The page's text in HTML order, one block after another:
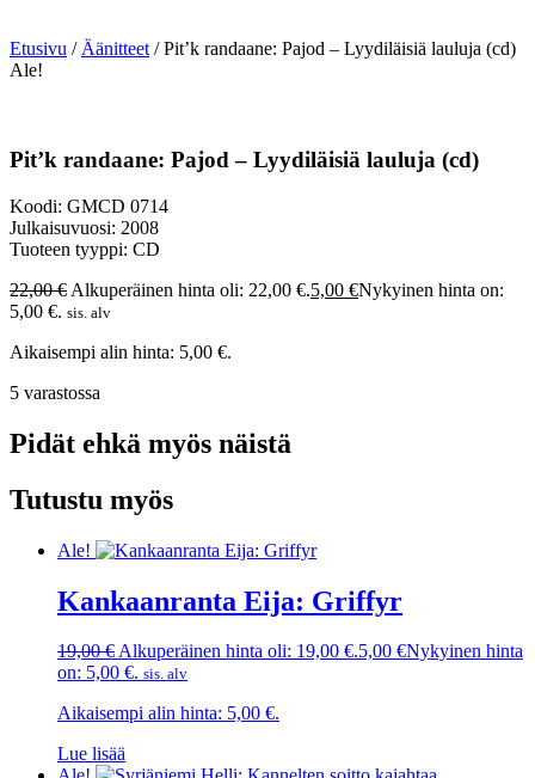
Etusivu /Äänitteet/ Pit’k randaane: Pajod – Lyydiläisiä lauluja (cd)
Ale!
Pit’k randaane: Pajod – Lyydiläisiä lauluja (cd)
Koodi: GMCD 0714
Julkaisuvuosi: 2008
Tuoteen tyyppi: CD
22,00€ Alkuperäinen hinta oli: 22,00 €.5,00 €Nykyinen hinta on:
5,00 €. sis. alv
Aikaisempi alin hinta: 5,00 €.
5 varastossa
Pidät ehkä myös näistä
Tutustu myös
Ale!
Kankaanranta Eija: Griffyr
19,00€Alkuperäinen hinta oli: 19,00 €.5,00 €Nykyinen hinta
on: 5,00 €. sis. alv
Aikaisempi alin hinta: 5,00 €.
Lue lisää